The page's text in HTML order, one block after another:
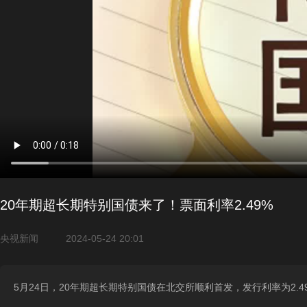
20年期超长期特别国债来了！票面利率2.49%
央视新闻 2024-05-24 20:01
5月24日，20年期超长期特别国债在北交所顺利首发，发行利率为